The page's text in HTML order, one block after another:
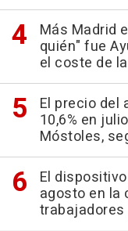
Más Madrid
quién" fue
el coste de
El precio del
10,6% en
Móstoles,
El
agosto en la